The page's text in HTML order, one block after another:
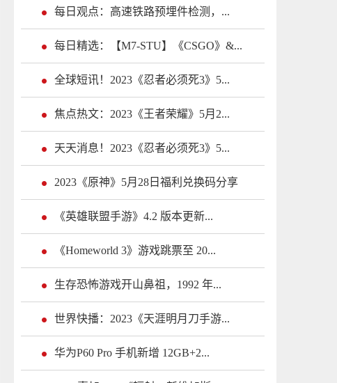
每日观点：高速铁路预埋件检测，...
每日精选：【M7-STU】《CSGO》&...
全球短讯！2023《忍者必须死3》5...
焦点热文：2023《王者荣耀》5月2...
天天消息！2023《忍者必须死3》5...
2023《原神》5月28日福利兑换码分享
《英雄联盟手游》4.2 版本更新...
《Homeworld 3》游戏跳票至 20...
生存恐怖游戏开山鼻祖，1992 年...
世界快播：2023《天涯明月刀手游...
华为P60 Pro 手机新增 12GB+2...